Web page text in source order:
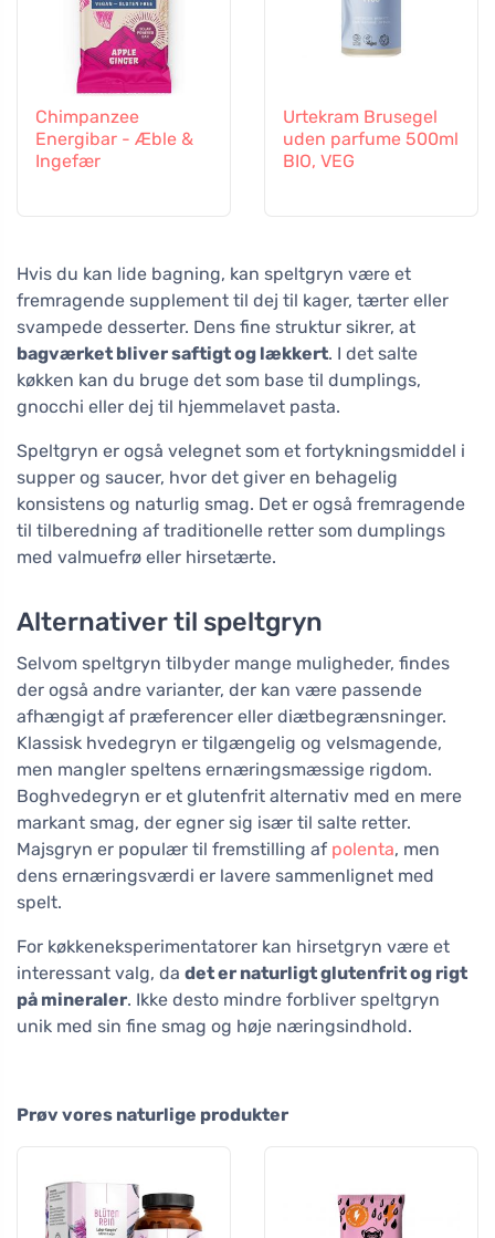
Chimpanzee
Energibar - Æble &
Ingefær
Urtekram Brusegel
uden parfume 500ml
BIO, VEG
Hvis du kan lide bagning, kan speltgryn være et
fremragende supplement til dej til kager, tærter eller
svampede desserter. Dens fine struktur sikrer, at
bagværket bliver saftigt og lækkert. I det salte
køkken kan du bruge det som base til dumplings,
gnocchi eller dej til hjemmelavet pasta.
Speltgryn er også velegnet som et fortykningsmiddel i
supper og saucer, hvor det giver en behagelig
konsistens og naturlig smag. Det er også fremragende
til tilberedning af traditionelle retter som dumplings
med valmuefrø eller hirsetærte.
Alternativer til speltgryn
Selvom speltgryn tilbyder mange muligheder, findes
der også andre varianter, der kan være passende
afhængigt af præferencer eller diætbegrænsninger.
Klassisk hvedegryn er tilgængelig og velsmagende,
men mangler speltens ernæringsmæssige rigdom.
Boghvedegryn er et glutenfrit alternativ med en mere
markant smag, der egner sig især til salte retter.
Majsgryn er populær til fremstilling af polenta, men
dens ernæringsværdi er lavere sammenlignet med
spelt.
For køkkeneksperimentatorer kan hirsetgryn være et
interessant valg, da det er naturligt glutenfrit og rigt
på mineraler. Ikke desto mindre forbliver speltgryn
unik med sin fine smag og høje næringsindhold.
Prøv vores naturlige produkter